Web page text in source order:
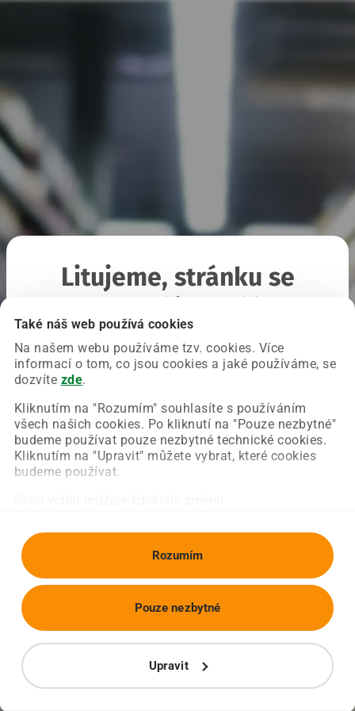
Také náš web používá cookies
Na našem webu používáme tzv. cookies. Více
informací o tom, co jsou cookies a jaké používáme, se
dozvíte zde.
Kliknutím na "Rozumím" souhlasíte s používáním
všech našich cookies. Po kliknutí na "Pouze nezbytné"
budeme používat pouze nezbytné technické cookies.
Kliknutím na "Upravit" můžete vybrat, které cookies
budeme používat.
Rozumím
Upravit
Pouze nezbytné
Litujeme, stránku se
Chyba nastala na naší straně a už ji opravujeme.
Zkuste prosím znovu načíst požadovanou stránku.
Obnovit stránku Úvodní strana